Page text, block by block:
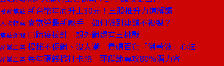
投資焦點 新台幣年底升上30元！三股推升力道解讀
人物特寫 麥當勞最新敵手 如何做到連鎖不複製？
焦點新聞 口蹄疫拔針 想外銷還有三挑戰
產業風雲 揭秘不促銷、沒人潮 貴婦百貨「倒著做」心法
產業風雲 每年砸錢掀打卡熱 耶誕節專攻80％潛力客